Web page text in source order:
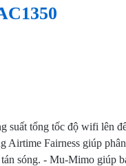
tổng tốc độ wifi lên
Fairness giúp
sóng. - Mu-Mimo giúp